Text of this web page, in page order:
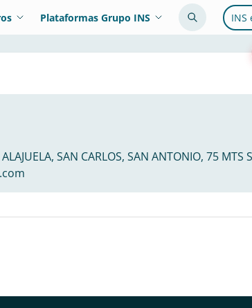
Plataformas Grupo INS INS
SAN CARLOS, SAN ANTONIO, 75 MTS